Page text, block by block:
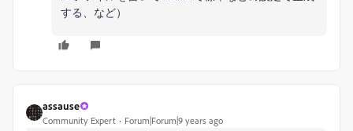
する、など）
assause
Community Expert Forum|Forum|9 years ago